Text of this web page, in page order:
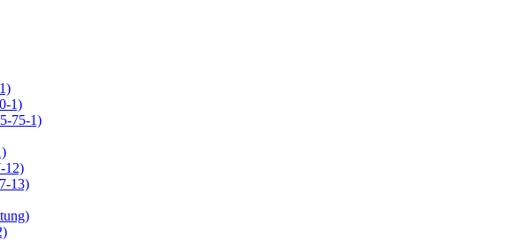
1)
75-1)
12)
13)